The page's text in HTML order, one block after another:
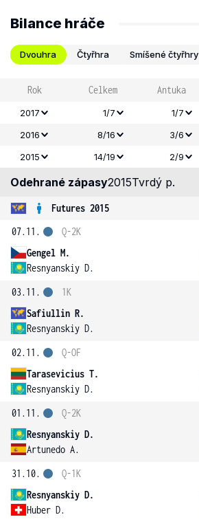
Bilance hráče
Dvouhra Čtyřhra Smíšené čtyřhry
Rok Celkem Antuka
2017 1/7 1/7
2016 8/16 3/6
2015
14/19 2/9
Odehrané zápasy2015Tvrdý p.
Futures 2015
07.11.
Gengel M.
Resnyanskiy D.
Q-2K
03.11.
Safiullin R.
Resnyanskiy D.
1K
02.11.
Tarasevicius T.
Resnyanskiy D.
Q-OF
01.11.
Resnyanskiy D.
Artunedo A.
Q-2K
31.10.
Resnyanskiy D.
Huber D.
Q-1K